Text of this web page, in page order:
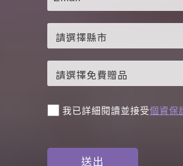
我已詳細閱讀並接受個資保